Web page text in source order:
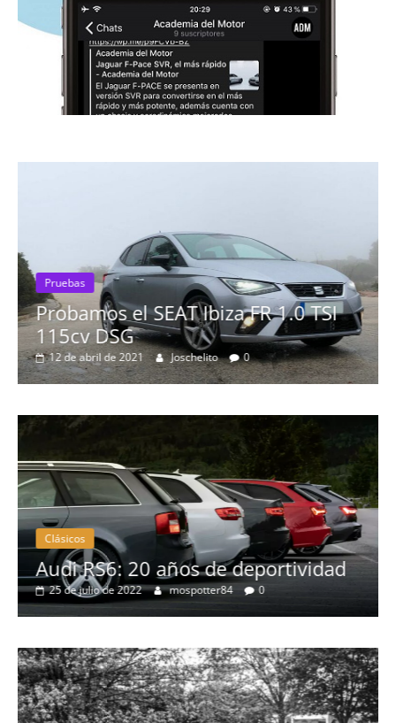
Pruebas
Probamos el SEAT Ibiza FR 1.0 TSI
115cv DSG
12 de abril de 2021 Joschelito 0
Clásicos
Audi RS6: 20 años de deportividad
25 de julio de 2022 mospotter84 0